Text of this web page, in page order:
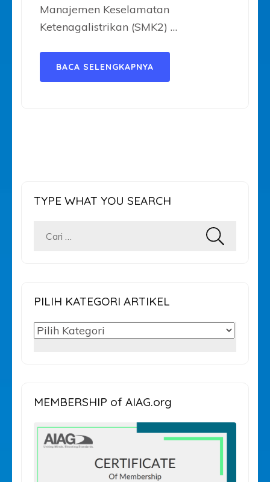
Manajemen Keselamatan
Ketenagalistrikan (SMK2) …
BACA SELENGKAPNYA
TYPE WHAT YOU SEARCH
Cari
PILIH KATEGORI ARTIKEL
PILIH
MEMBERSHIP of AIAG.org